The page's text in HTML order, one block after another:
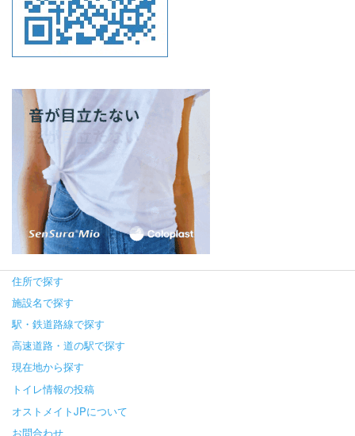
住所で探す
施設名で探す
駅・鉄道路線で探す
高速道路・道の駅で探す
現在地から探す
トイレ情報の投稿
オストメイトJPについて
お問合わせ